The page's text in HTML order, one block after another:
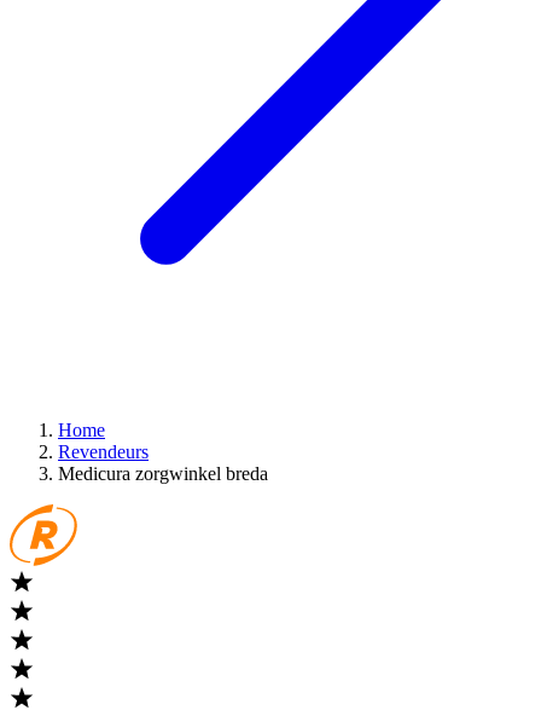
Home
Revendeurs
Medicura zorgwinkel breda